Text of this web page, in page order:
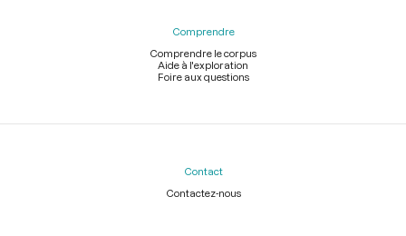
Comprendre
Comprendre le corpus
Aide à l'exploration
Foire aux questions
Contact
Contactez-nous